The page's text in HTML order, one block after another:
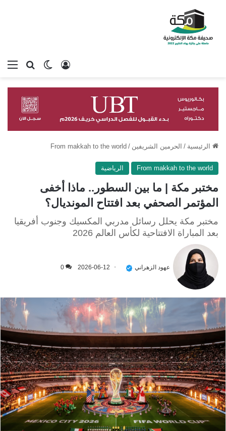
بحثالوضع
تسجيل الدخول
الرئيسية / الحرمين الشريفين /
From makkah to the world
From makkah to the world الرياضية
مختبر مكة | ما بين السطور.. ماذا أخفى
المؤتمر الصحفي بعد افتتاح المونديال؟
مختبر مكة يحلل رسائل مدربي المكسيك وجنوب أفريقيا
بعد المباراة الافتتاحية لكأس العالم 2026
عهود الزهراني 2026-06-12
0